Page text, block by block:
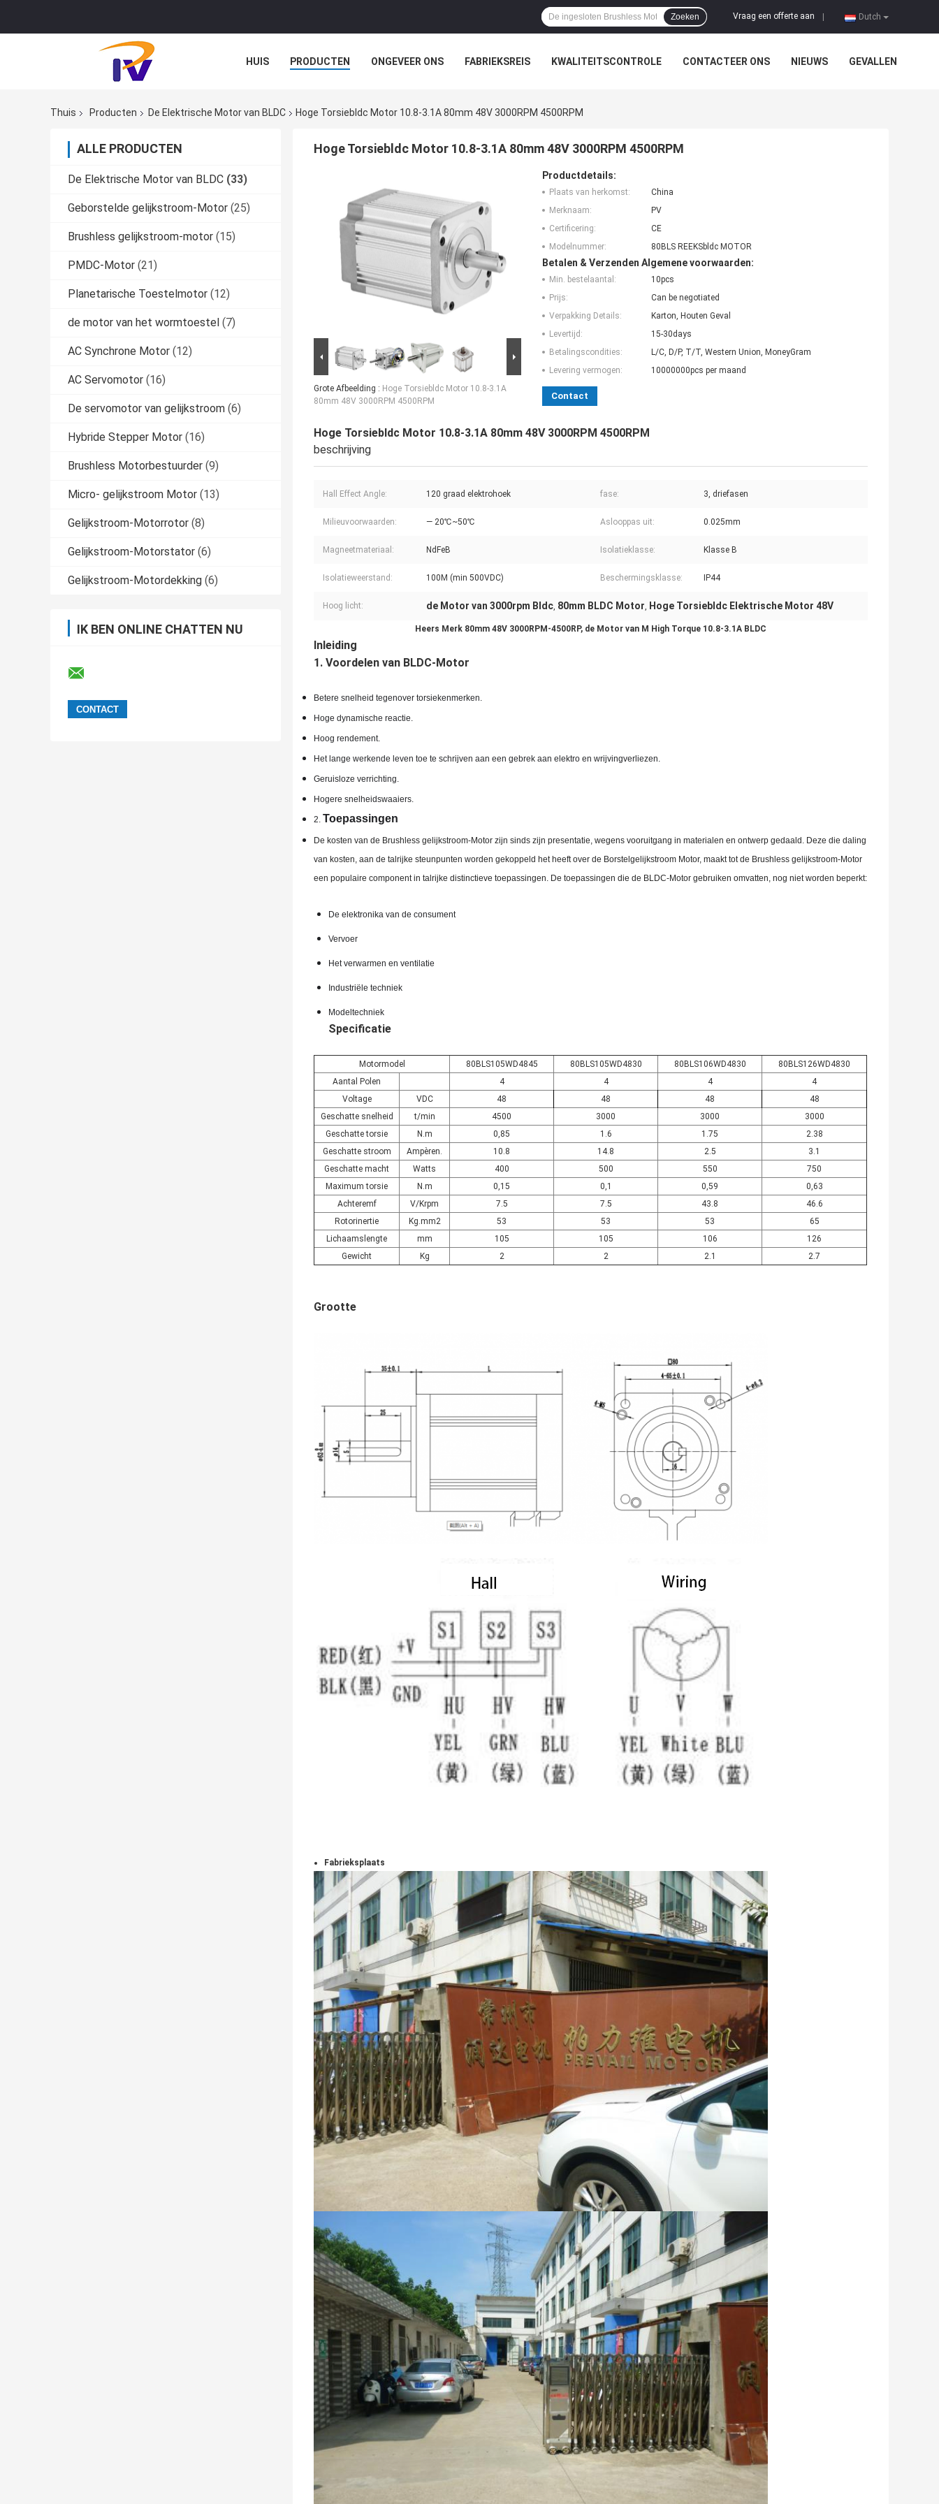
Dutch
Vraag een offerte aan
Zoeken
HUIS PRODUCTEN ONGEVEER ONS FABRIEKSREIS KWALITEITSCONTROLE CONTACTEER ONS NIEUWS GEVALLEN
Thuis Producten De Elektrische Motor van BLDC Hoge Torsiebldc Motor 10.8-3.1A 80mm 48V 3000RPM 4500RPM
ALLE PRODUCTEN
De Elektrische Motor van BLDC (33)
Geborstelde gelijkstroom-Motor (25)
Brushless gelijkstroom-motor (15)
PMDC-Motor (21)
Planetarische Toestelmotor (12)
de motor van het wormtoestel (7)
AC Synchrone Motor (12)
AC Servomotor (16)
De servomotor van gelijkstroom (6)
Hybride Stepper Motor (16)
Brushless Motorbestuurder (9)
Micro- gelijkstroom Motor (13)
Gelijkstroom-Motorrotor (8)
Gelijkstroom-Motorstator (6)
Gelijkstroom-Motordekking (6)
IK BEN ONLINE CHATTEN NU
Hoge Torsiebldc Motor 10.8-3.1A 80mm 48V 3000RPM 4500RPM
Grote Afbeelding : Hoge Torsiebldc Motor 10.8-3.1A
80mm 48V 3000RPM 4500RPM
Productdetails:
Plaats van herkomst:
China
Merknaam:
PV
Certificering:
CE
Modelnummer:
80BLS REEKSbldc MOTOR
Betalen & Verzenden Algemene voorwaarden:
Min. bestelaantal:
10pcs
Prijs:
Can be negotiated
Verpakking Details:
Karton, Houten Geval
Levertijd:
15-30days
Betalingscondities:
L/C, D/P, T/T, Western Union, MoneyGram
Levering vermogen:
10000000pcs per maand
Contact
Hoge Torsiebldc Motor 10.8-3.1A 80mm 48V 3000RPM 4500RPM
beschrijving
Hall Effect Angle: 120 graad elektrohoek fase: 3, driefasen
Milieuvoorwaarden: — 20℃~50℃ Aslooppas uit: 0.025mm
Magneetmateriaal: NdFeB Isolatieklasse: Klasse B
Isolatieweerstand: 100M (min 500VDC) Beschermingsklasse: IP44
Hoog licht: de Motor van 3000rpm Bldc, 80mm BLDC Motor, Hoge Torsiebldc Elektrische Motor 48V
Heers Merk 80mm 48V 3000RPM-4500RP, de Motor van M High Torque 10.8-3.1A BLDC
Inleiding
1. Voordelen van BLDC-Motor
Betere snelheid tegenover torsiekenmerken.
Hoge dynamische reactie.
Hoog rendement.
Het lange werkende leven toe te schrijven aan een gebrek aan elektro en wrijvingverliezen.
Geruisloze verrichting.
Hogere snelheidswaaiers.
2. Toepassingen
De kosten van de Brushless gelijkstroom-Motor zijn sinds zijn presentatie, wegens vooruitgang in materialen en ontwerp gedaald. Deze die daling
van kosten, aan de talrijke steunpunten worden gekoppeld het heeft over de Borstelgelijkstroom Motor, maakt tot de Brushless gelijkstroom-Motor
een populaire component in talrijke distinctieve toepassingen. De toepassingen die de BLDC-Motor gebruiken omvatten, nog niet worden beperkt:
De elektronika van de consument
Vervoer
Het verwarmen en ventilatie
Industriële techniek
Modeltechniek
Specificatie
Motormodel 80BLS105WD4845 80BLS105WD4830 80BLS106WD4830
80BLS126WD4830
Aantal Polen
4 4 4
4
Voltage
VDC 48 48 48
48
Geschatte snelheid
t/min 4500 3000 3000
3000
Geschatte torsie
N.m 0,85 1.6 1.75
2.38
Geschatte stroom
Ampèren. 10.8 14.8 2.5
3.1
Geschatte macht
Watts 400 500 550
750
Maximum torsie
N.m 0,15 0,1 0,59
0,63
Achteremf
V/Krpm 7.5 7.5 43.8
46.6
Rotorinertie
Kg.mm2 53 53 53
65
Lichaamslengte
mm 105 105 106
126
Gewicht
Kg 2 2 2.1 2.7
Grootte
Fabrieksplaats